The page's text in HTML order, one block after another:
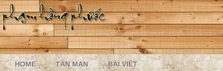
HOME TẢN MẠN BÀI VIẾT